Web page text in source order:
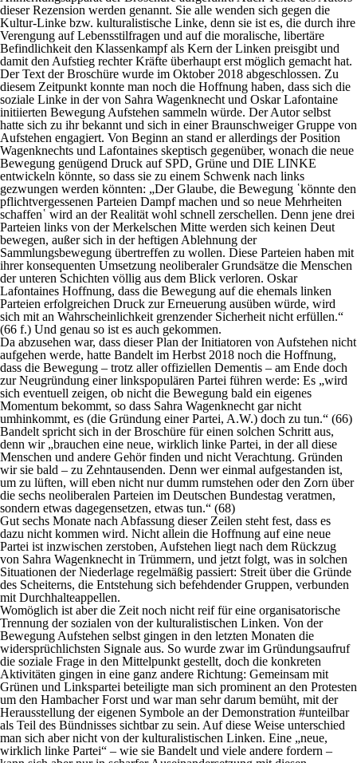
dieser Rezension werden genannt. Sie alle wenden sich gegen die
Kultur-Linke bzw. kulturalistische Linke, denn sie ist es, die durch ihre
Verengung auf Lebensstilfragen und auf die moralische, libertäre
Befindlichkeit den Klassenkampf als Kern der Linken preisgibt und
damit den Aufstieg rechter Kräfte überhaupt erst möglich gemacht hat.
Der Text der Broschüre wurde im Oktober 2018 abgeschlossen. Zu
diesem Zeitpunkt konnte man noch die Hoffnung haben, dass sich die
soziale Linke in der von Sahra Wagenknecht und Oskar Lafontaine
initiierten Bewegung Aufstehen sammeln würde. Der Autor selbst
hatte sich zu ihr bekannt und sich in einer Braunschweiger Gruppe von
Aufstehen engagiert. Von Beginn an stand er allerdings der Position
Wagenknechts und Lafontaines skeptisch gegenüber, wonach die neue
Bewegung genügend Druck auf SPD, Grüne und DIE LINKE
entwickeln könnte, so dass sie zu einem Schwenk nach links
gezwungen werden könnten: „Der Glaube, die Bewegung ῾könnte den
pflichtvergessenen Parteien Dampf machen und so neue Mehrheiten
schaffen῾ wird an der Realität wohl schnell zerschellen. Denn jene drei
Parteien links von der Merkelschen Mitte werden sich keinen Deut
bewegen, außer sich in der heftigen Ablehnung der
Sammlungsbewegung übertreffen zu wollen. Diese Parteien haben mit
ihrer konsequenten Umsetzung neoliberaler Grundsätze die Menschen
der unteren Schichten völlig aus dem Blick verloren. Oskar
Lafontaines Hoffnung, dass die Bewegung auf die ehemals linken
Parteien erfolgreichen Druck zur Erneuerung ausüben würde, wird
sich mit an Wahrscheinlichkeit grenzender Sicherheit nicht erfüllen.“
(66 f.) Und genau so ist es auch gekommen.
Da abzusehen war, dass dieser Plan der Initiatoren von Aufstehen nicht
aufgehen werde, hatte Bandelt im Herbst 2018 noch die Hoffnung,
dass die Bewegung – trotz aller offiziellen Dementis – am Ende doch
zur Neugründung einer linkspopulären Partei führen werde: Es „wird
sich eventuell zeigen, ob nicht die Bewegung bald ein eigenes
Momentum bekommt, so dass Sahra Wagenknecht gar nicht
umhinkommt, es (die Gründung einer Partei, A.W.) doch zu tun.“ (66)
Bandelt spricht sich in der Broschüre für einen solchen Schritt aus,
denn wir „brauchen eine neue, wirklich linke Partei, in der all diese
Menschen und andere Gehör finden und nicht Verachtung. Gründen
wir sie bald – zu Zehntausenden. Denn wer einmal aufgestanden ist,
um zu lüften, will eben nicht nur dumm rumstehen oder den Zorn über
die sechs neoliberalen Parteien im Deutschen Bundestag veratmen,
sondern etwas dagegensetzen, etwas tun.“ (68)
Gut sechs Monate nach Abfassung dieser Zeilen steht fest, dass es
dazu nicht kommen wird. Nicht allein die Hoffnung auf eine neue
Partei ist inzwischen zerstoben, Aufstehen liegt nach dem Rückzug
von Sahra Wagenknecht in Trümmern, und jetzt folgt, was in solchen
Situationen der Niederlage regelmäßig passiert: Streit über die Gründe
des Scheiterns, die Entstehung sich befehdender Gruppen, verbunden
mit Durchhalteappellen.
Womöglich ist aber die Zeit noch nicht reif für eine organisatorische
Trennung der sozialen von der kulturalistischen Linken. Von der
Bewegung Aufstehen selbst gingen in den letzten Monaten die
widersprüchlichsten Signale aus. So wurde zwar im Gründungsaufruf
die soziale Frage in den Mittelpunkt gestellt, doch die konkreten
Aktivitäten gingen in eine ganz andere Richtung: Gemeinsam mit
Grünen und Linkspartei beteiligte man sich prominent an den Protesten
um den Hambacher Forst und war man sehr darum bemüht, mit der
Herausstellung der eigenen Symbole an der Demonstration #unteilbar
als Teil des Bündnisses sichtbar zu sein. Auf diese Weise unterschied
man sich aber nicht von der kulturalistischen Linken. Eine „neue,
wirklich linke Partei“ – wie sie Bandelt und viele andere fordern –